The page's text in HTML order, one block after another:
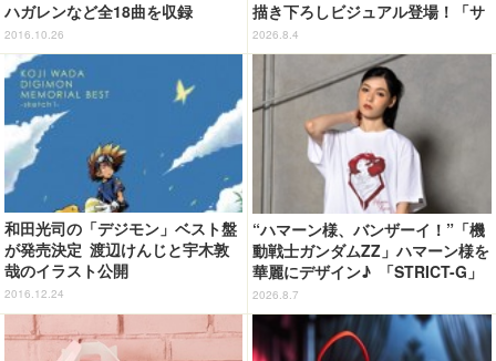
ハガレンなど全18曲を収録
2016.10.26
描き下ろしビジュアル登場！「サ
ンシャインシティプリンスホテ
ル」コラボ開催
2026.8.4
和田光司の「デジモン」ベスト盤
が発売決定 渡辺けんじと宇木敦
哉のイラスト公開
2016.12.24
“ハマーン様、バンザーイ！”「機
動戦士ガンダムZZ」ハマーン様を
華麗にデザイン♪ 「STRICT-G」
Tシャツなどミニコレクション登
場
2026.8.7